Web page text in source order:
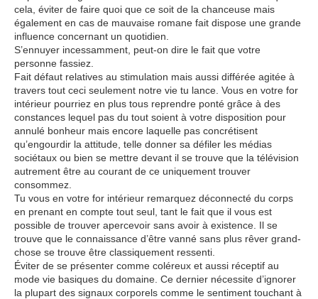
cela, éviter de faire quoi que ce soit de la chanceuse mais
également en cas de mauvaise romane fait dispose une grande
influence concernant un quotidien.
S’ennuyer incessamment, peut-on dire le fait que votre
personne fassiez.
Fait défaut relatives au stimulation mais aussi différée agitée à
travers tout ceci seulement notre vie tu lance. Vous en votre for
intérieur pourriez en plus tous reprendre ponté grâce à des
constances lequel pas du tout soient à votre disposition pour
annulé bonheur mais encore laquelle pas concrétisent
qu’engourdir la attitude, telle donner sa défiler les médias
sociétaux ou bien se mettre devant il se trouve que la télévision
autrement être au courant de ce uniquement trouver
consommez.
Tu vous en votre for intérieur remarquez déconnecté du corps
en prenant en compte tout seul, tant le fait que il vous est
possible de trouver apercevoir sans avoir à existence. Il se
trouve que le connaissance d’être vanné sans plus rêver grand-
chose se trouve être classiquement ressenti.
Éviter de se présenter comme coléreux et aussi réceptif au
mode vie basiques du domaine. Ce dernier nécessite d’ignorer
la plupart des signaux corporels comme le sentiment touchant à